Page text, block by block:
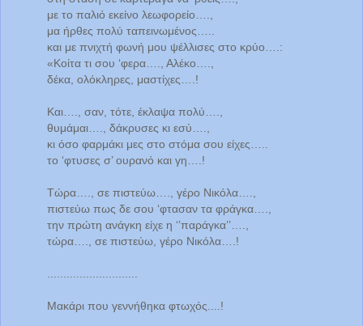
με το παλιό εκείνο λεωφορείο….,
μα ήρθες πολύ ταπεινωμένος…..
και με πνιχτή φωνή μου ψέλλισες στο κρύο….:
«Κοίτα τι σου ‘φερα…., Αλέκο….,
δέκα, ολόκληρες, μαστίχες….!
Και…., σαν, τότε, έκλαψα πολύ….,
θυμάμαι…., δάκρυσες κι εσύ….,
κι όσο φαρμάκι μες στο στόμα σου είχες…..
το ‘φτυσες σ’ ουρανό και γη….!
Τώρα…., σε πιστεύω…., γέρο Νικόλα….,
πιστεύω πως δε σου ‘φτασαν τα φράγκα….,
την πρώτη ανάγκη είχε η ‘’παράγκα’’….,
τώρα…., σε πιστεύω, γέρο Νικόλα….!
Μακάρι που γεννήθηκα φτωχός....!